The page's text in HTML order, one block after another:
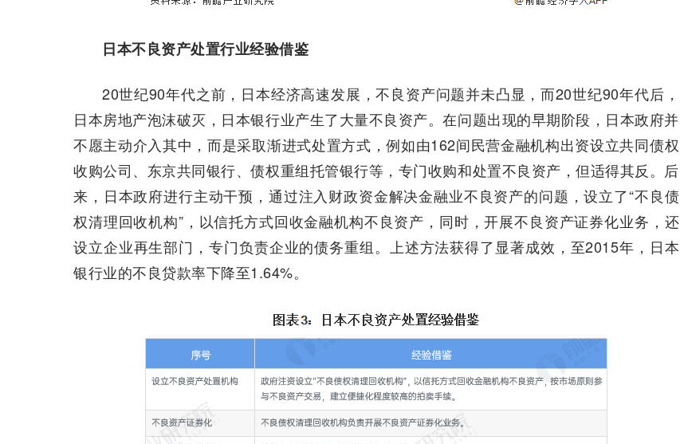
日本不良资产处置行业经验借鉴
20世纪90年代之前，日本经济高速发展，不良资产问题并未凸显，而20世纪90年代后，
日本房地产泡沫破灭，日本银行业产生了大量不良资产。在问题出现的早期阶段，日本政府并
不愿主动介入其中，而是采取渐进式处置方式，例如由162间民营金融机构出资设立共同债权
收购公司、东京共同银行、债权重组托管银行等，专门收购和处置不良资产，但适得其反。后
来，日本政府进行主动干预，通过注入财政资金解决金融业不良资产的问题，设立了“不良债
权清理回收机构”，以信托方式回收金融机构不良资产，同时，开展不良资产证券化业务，还
设立企业再生部门，专门负责企业的债务重组。上述方法获得了显著成效，至2015年，日本
银行业的不良贷款率下降至1.64%。